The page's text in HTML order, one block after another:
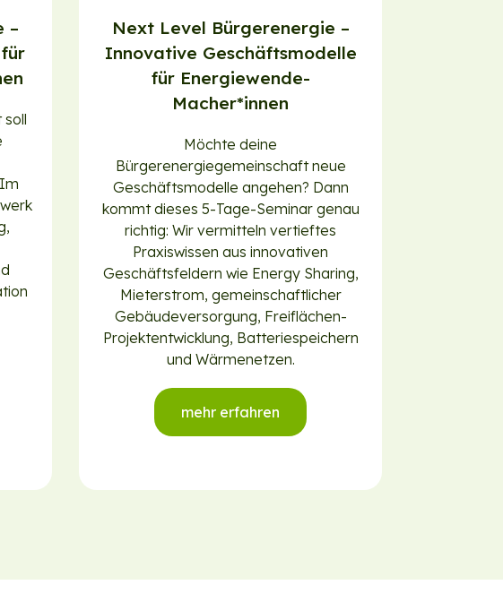
–
Next Level Bürgerenergie –
Innovative Geschäftsmodelle
für Energiewende-
Macher*innen
Möchte deine
Bürgerenergiegemeinschaft neue
Geschäftsmodelle angehen? Dann
kommt dieses 5-Tage-Seminar genau
richtig: Wir vermitteln vertieftes
Praxiswissen aus innovativen
Geschäftsfeldern wie Energy Sharing,
Mieterstrom, gemein­schaftlicher
Gebäudeversorgung, Freiflächen-
Projektentwicklung, Batteriespeichern
und Wärmenetzen.
mehr erfahren